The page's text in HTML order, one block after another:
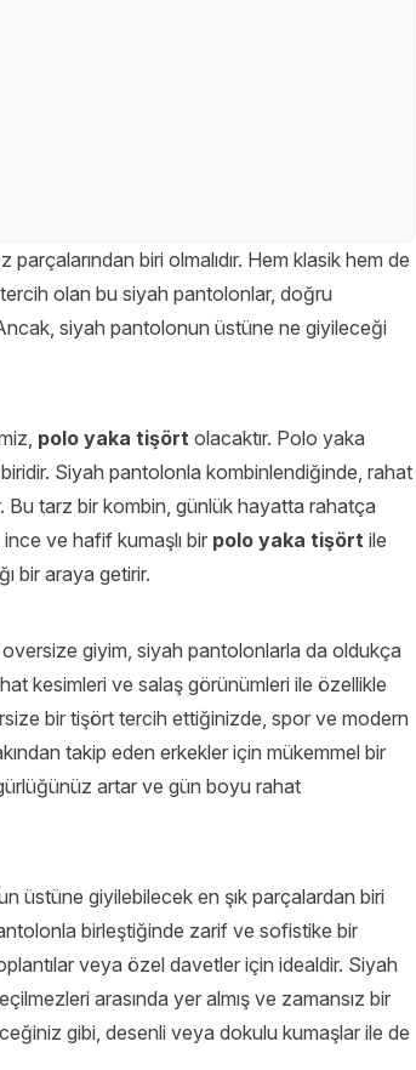
biri olmalıdır. Hem klasik hem de
olan bu siyah pantolonlar, doğru
siyah pantolonun üstüne ne giyileceği
polo yaka tişört olacaktır. Polo yaka
Siyah pantolonla kombinlendiğinde, rahat
Bu tarz bir kombin, günlük hayatta rahatça
ve hafif kumaşlı bir polo yaka tişört ile
bir araya getirir.
giyim, siyah pantolonlarla da oldukça
kesimleri ve salaş görünümleri ile özellikle
bir tişört tercih ettiğinizde, spor ve modern
takip eden erkekler için mükemmel bir
artar ve gün boyu rahat
üstüne giyilebilecek en şık parçalardan biri
birleştiğinde zarif ve sofistike bir
veya özel davetler için idealdir. Siyah
arasında yer almış ve zamansız bir
gibi, desenli veya dokulu kumaşlar ile de